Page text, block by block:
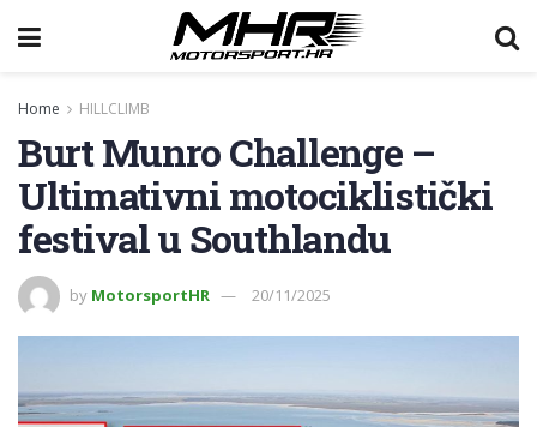
Home HILLCLIMB
Burt Munro Challenge –
Ultimativni motociklistički
festival u Southlandu
by MotorsportHR 20/11/2025